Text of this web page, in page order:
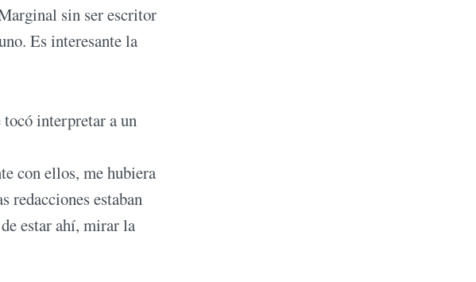
sin ser escritor
Es interesante la
tocó interpretar a un
con ellos, me hubiera
redacciones estaban
estar ahí, mirar la